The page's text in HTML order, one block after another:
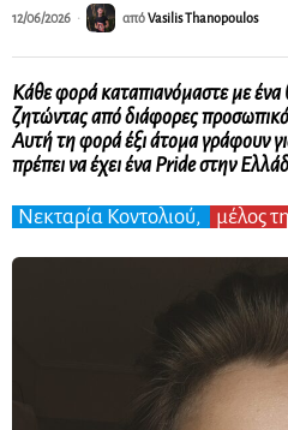
12/06/2026 απόVasilis Thanopoulos
Κάθε φορά καταπιανόμαστε με
ζητώντας από διάφορες
Αυτή τη φορά έξι άτομα γράφουν
πρέπει να έχει ένα Pride στην
Νεκταρία Κοντολιού, μέλος